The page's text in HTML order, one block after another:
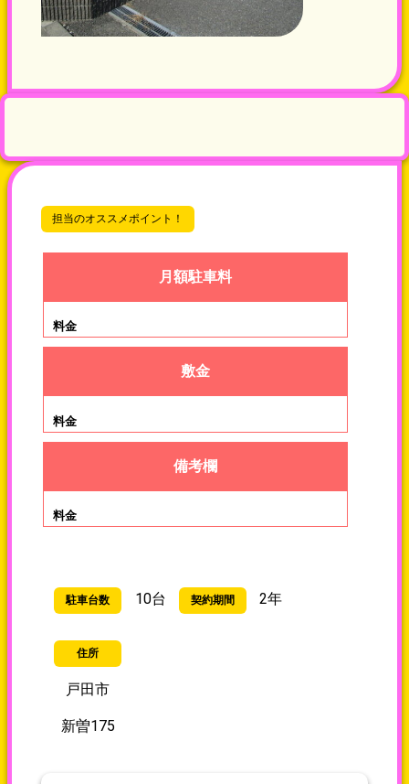
担当のオススメポイント！
月額駐車料
敷金
備考欄
駐車台数 10台 契約期間 2年
住所
戸田市
新曽175